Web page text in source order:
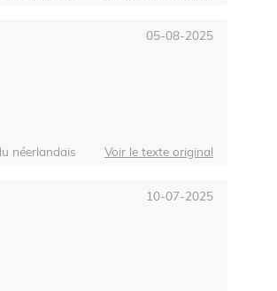
05-08-2025
néerlandais Voir le texte original
10-07-2025